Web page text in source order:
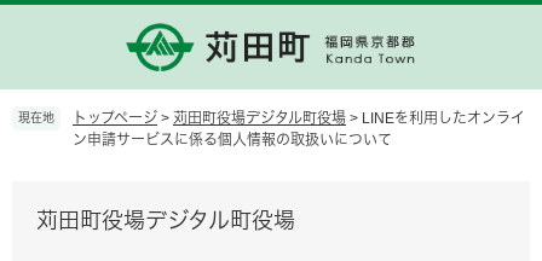
の
ー
現在地 トップページ > 苅田町役場デジタル町役場 > LINEを利用したオンライ
ン申請サービスに係る個人情報の取扱いについて
苅田町役場デジタル町役場